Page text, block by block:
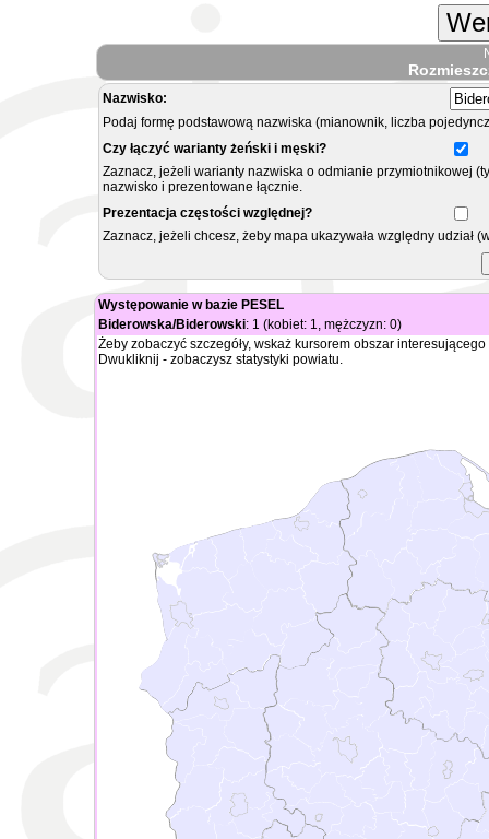
Nazwisko:
Podaj formę podstawową nazwiska (mianownik, liczba
Czy łączyć warianty żeński i męski?
Zaznacz, jeżeli warianty nazwiska o odmianie przymiotnikowej
nazwisko i prezentowane łącznie.
Prezentacja częstości względnej?
Zaznacz, jeżeli chcesz, żeby mapa ukazywała względny
Występowanie w bazie PESEL
Biderowska/Biderowski: 1 (kobiet: 1, mężczyzn: 0)
Żeby zobaczyć szczegóły, wskaż kursorem obszar
Dwukliknij - zobaczysz statystyki powiatu.